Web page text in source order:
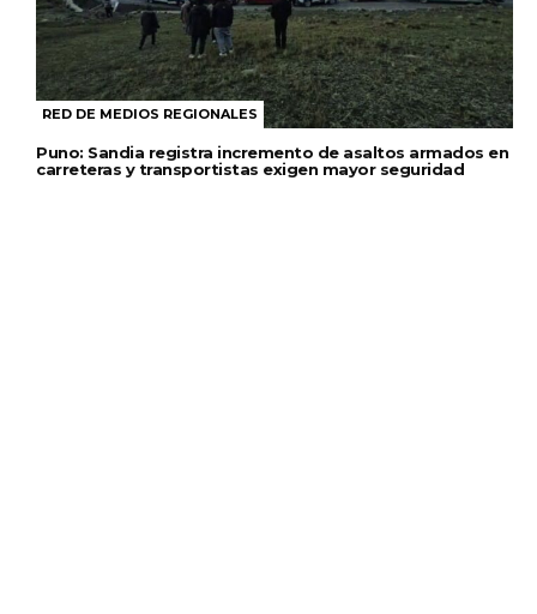
RED DE MEDIOS REGIONALES
Puno: Sandia registra incremento de asaltos armados en
carreteras y transportistas exigen mayor seguridad